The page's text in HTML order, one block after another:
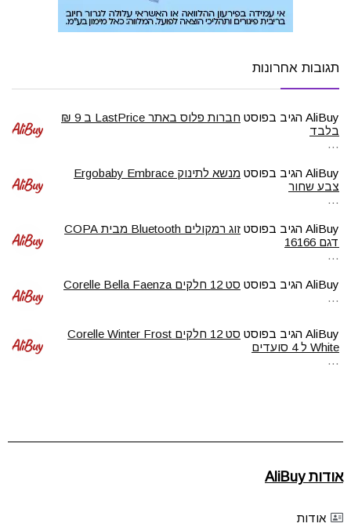
תגובות אחרונות
AliBuy הגיב בפוסט
חברות פלוס באתר LastPrice ב 9 ₪
בלבד
…
AliBuy הגיב בפוסט
מנשא לתינוק Ergobaby Embrace
צבע שחור
…
AliBuy הגיב בפוסט
זוג רמקולים Bluetooth מבית COPA
דגם 16166
…
AliBuy הגיב בפוסט סט 12 חלקים Corelle Bella Faenza
…
AliBuy הגיב בפוסט
סט 12 חלקים Corelle Winter Frost
White ל 4 סועדים
…
אודות AliBuy
אודות